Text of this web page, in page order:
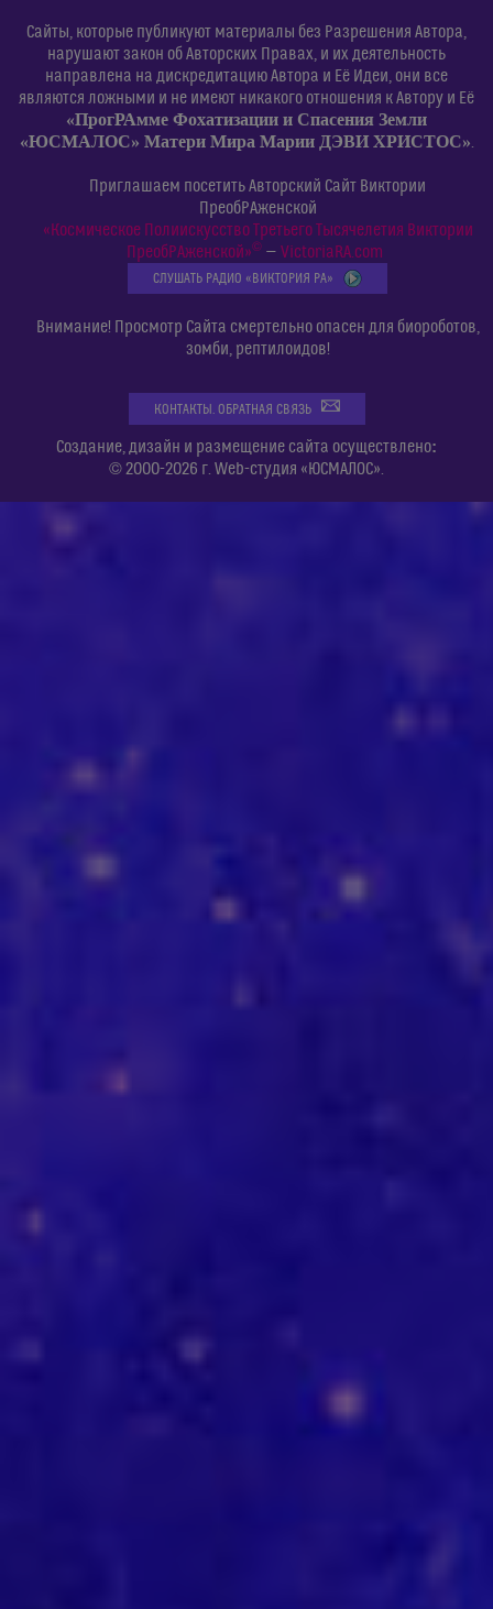
Сайты, которые публикуют материалы без Разрешения Автора,
нарушают закон об Авторских Правах, и их деятельность
направлена на дискредитацию Автора и Её Идеи, они все
являются ложными и не имеют никакого отношения к Автору и Её
«ПрогРАмме Фохатизации и Спасения Земли
«ЮСМАЛОС» Матери Мира Марии ДЭВИ ХРИСТОС».
Приглашаем посетить Авторский Сайт Виктории
ПреобРАженской
«Космическое Полиискусство Третьего Тысячелетия Виктории
ПреобРАженской»©— VictoriaRA.com
СЛУШАТЬ РАДИО «ВИКТОРИЯ РА»
Внимание! Просмотр Сайта смертельно опасен для биороботов,
зомби, рептилоидов!
КОНТАКТЫ. ОБРАТНАЯ СВЯЗЬ
Создание, дизайн и размещение сайта осуществлено:
© 2000-2026 г. Web-студия «ЮСМАЛОС».